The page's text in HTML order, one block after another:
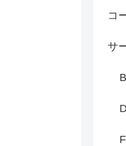
コ
サ